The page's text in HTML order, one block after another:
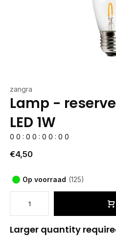
zangra
Lamp -
LED 1W
0 0 : 0 0 : 0 0 : 0 0
€4,50
Op voorraad (125)
Larger quantity